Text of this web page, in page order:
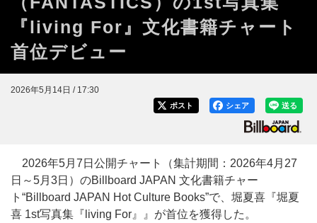
『living For』文化書籍チャート
首位デビュー
2026年5月14日 / 17:30
送る
シェア
ポスト
2026年5月7日公開チャート（集計期間：2026年4月27
日～5月3日）のBillboard JAPAN 文化書籍チャー
ト“Billboard JAPAN Hot Culture Books”で、堀夏喜『堀夏
喜 1st写真集『living For』』が首位を獲得した。